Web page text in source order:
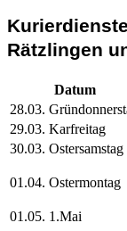
Rätzlingen
Datum
28.03.
29.03. Karfreitag
30.03. Ostersamstag
01.04. Ostermontag
01.05. 1.Mai